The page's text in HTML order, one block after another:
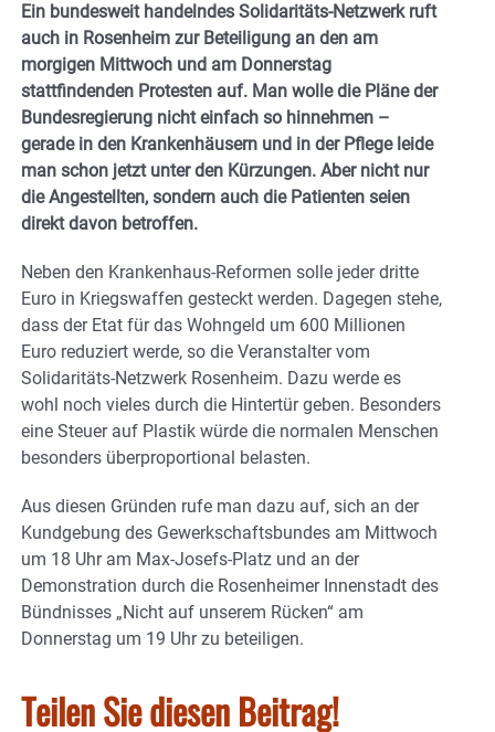
Ein bundesweit handelndes Solidaritäts-Netzwerk ruft
auch in Rosenheim zur Beteiligung an den am
morgigen Mittwoch und am Donnerstag
stattfindenden Protesten auf. Man wolle die Pläne der
Bundesregierung nicht einfach so hinnehmen –
gerade in den Krankenhäusern und in der Pflege leide
man schon jetzt unter den Kürzungen. Aber nicht nur
die Angestellten, sondern auch die Patienten seien
direkt davon betroffen.
Neben den Krankenhaus-Reformen solle jeder dritte
Euro in Kriegswaffen gesteckt werden. Dagegen stehe,
dass der Etat für das Wohngeld um 600 Millionen
Euro reduziert werde, so die Veranstalter vom
Solidaritäts-Netzwerk Rosenheim. Dazu werde es
wohl noch vieles durch die Hintertür geben. Besonders
eine Steuer auf Plastik würde die normalen Menschen
besonders überproportional belasten.
Aus diesen Gründen rufe man dazu auf, sich an der
Kundgebung des Gewerkschaftsbundes am Mittwoch
um 18 Uhr am Max-Josefs-Platz und an der
Demonstration durch die Rosenheimer Innenstadt des
Bündnisses „Nicht auf unserem Rücken“ am
Donnerstag um 19 Uhr zu beteiligen.
Teilen Sie diesen Beitrag!